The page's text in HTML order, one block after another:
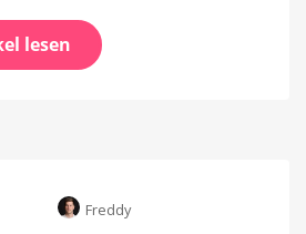
lesen
Freddy